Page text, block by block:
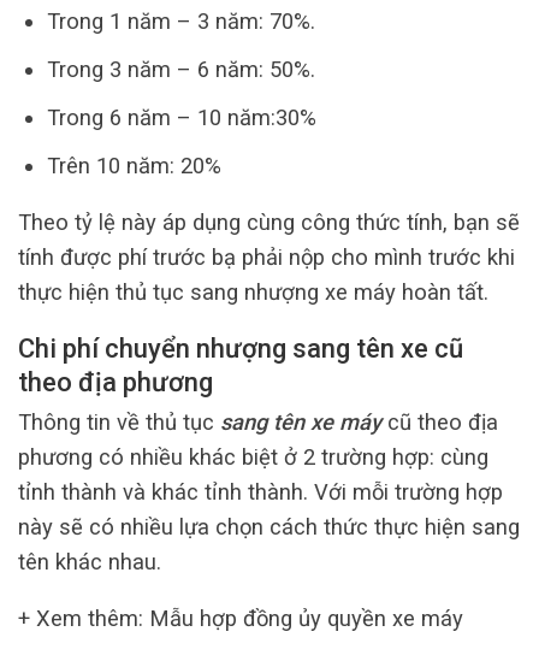
Trong 1 năm – 3 năm: 70%.
Trong 3 năm – 6 năm: 50%.
Trong 6 năm – 10 năm:30%
Trên 10 năm: 20%
Theo tỷ lệ này áp dụng cùng công thức tính, bạn sẽ
tính được phí trước bạ phải nộp cho mình trước khi
thực hiện thủ tục sang nhượng xe máy hoàn tất.
Chi phí chuyển nhượng sang tên xe cũ
theo địa phương
Thông tin về thủ tục sang tên xe máycũ theo địa
phương có nhiều khác biệt ở 2 trường hợp: cùng
tỉnh thành và khác tỉnh thành. Với mỗi trường hợp
này sẽ có nhiều lựa chọn cách thức thực hiện sang
tên khác nhau.
+ Xem thêm: Mẫu hợp đồng ủy quyền xe máy